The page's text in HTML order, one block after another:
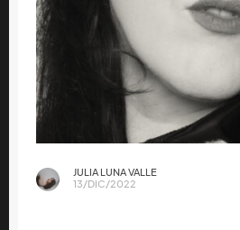
JULIA LUNA VALLE
13/DIC/2022